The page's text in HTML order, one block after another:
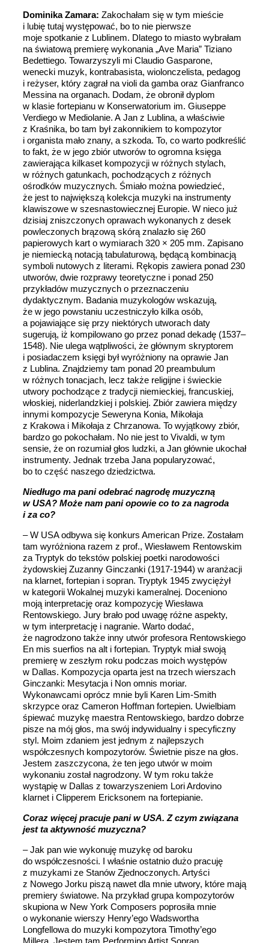
Dominika Zamara: Zakochałam się w tym mieście
i lubię tutaj występować, bo to nie pierwsze
moje spotkanie z Lublinem. Dlatego to miasto wybrałam
na światową premierę wykonania „Ave Maria” Tiziano
Bedettiego. Towarzyszyli mi Claudio Gasparone,
wenecki muzyk, kontrabasista, wiolonczelista, pedagog
i reżyser, który zagrał na violi da gamba oraz Gianfranco
Messina na organach. Dodam, że obronił dyplom
w klasie fortepianu w Konserwatorium im. Giuseppe
Verdiego w Mediolanie. A Jan z Lublina, a właściwie
z Kraśnika, bo tam był zakonnikiem to kompozytor
i organista mało znany, a szkoda. To, co warto podkreślić
to fakt, że w jego zbiór utworów to ogromna księga
zawierająca kilkaset kompozycji w różnych stylach,
w różnych gatunkach, pochodzących z różnych
ośrodków muzycznych. Śmiało można powiedzieć,
że jest to największą kolekcja muzyki na instrumenty
klawiszowe w szesnastowiecznej Europie. W nieco już
dzisiaj zniszczonych oprawach wykonanych z desek
powleczonych brązową skórą znalazło się 260
papierowych kart o wymiarach 320 × 205 mm. Zapisano
je niemiecką notacją tabulaturową, będącą kombinacją
symboli nutowych z literami. Rękopis zawiera ponad 230
utworów, dwie rozprawy teoretyczne i ponad 250
przykładów muzycznych o przeznaczeniu
dydaktycznym. Badania muzykologów wskazują,
że w jego powstaniu uczestniczyło kilka osób,
a pojawiające się przy niektórych utworach daty
sugerują, iż kompilowano go przez ponad dekadę (1537‒
1548). Nie ulega wątpliwości, że głównym skryptorem
i posiadaczem księgi był wyróżniony na oprawie Jan
z Lublina. Znajdziemy tam ponad 20 preambulum
w różnych tonacjach, lecz także religijne i świeckie
utwory pochodzące z tradycji niemieckiej, francuskiej,
włoskiej, niderlandzkiej i polskiej. Zbiór zawiera między
innymi kompozycje Seweryna Konia, Mikołaja
z Krakowa i Mikołaja z Chrzanowa. To wyjątkowy zbiór,
bardzo go pokochałam. No nie jest to Vivaldi, w tym
sensie, że on rozumiał głos ludzki, a Jan głównie ukochał
instrumenty. Jednak trzeba Jana popularyzować,
bo to część naszego dziedzictwa.
Niedługo ma pani odebrać nagrodę muzyczną
w USA? Może nam pani opowie co to za nagroda
i za co?
– W USA odbywa się konkurs American Prize. Zostałam
tam wyróżniona razem z prof., Wiesławem Rentowskim
za Tryptyk do tekstów polskiej poetki narodowości
żydowskiej Zuzanny Ginczanki (1917-1944) w aranżacji
na klarnet, fortepian i sopran. Tryptyk 1945 zwyciężył
w kategorii Wokalnej muzyki kameralnej. Doceniono
moją interpretację oraz kompozycję Wiesława
Rentowskiego. Jury brało pod uwagę różne aspekty,
w tym interpretację i nagranie. Warto dodać,
że nagrodzono także inny utwór profesora Rentowskiego
En mis suerfios na alt i fortepian. Tryptyk miał swoją
premierę w zeszłym roku podczas moich występów
w Dallas. Kompozycja oparta jest na trzech wierszach
Ginczanki: Mesytacja i Non omnis moriar.
Wykonawcami oprócz mnie byli Karen Lim-Smith
skrzypce oraz Cameron Hoffman fortepien. Uwielbiam
śpiewać muzykę maestra Rentowskiego, bardzo dobrze
pisze na mój głos, ma swój indywidualny i specyficzny
styl. Moim zdaniem jest jednym z najlepszych
współczesnych kompozytorów. Świetnie pisze na głos.
Jestem zaszczycona, że ten jego utwór w moim
wykonaniu został nagrodzony. W tym roku także
wystąpię w Dallas z towarzyszeniem Lori Ardovino
klarnet i Clipperem Ericksonem na fortepianie.
Coraz więcej pracuje pani w USA. Z czym związana
jest ta aktywność muzyczna?
– Jak pan wie wykonuję muzykę od baroku
do współczesności. I właśnie ostatnio dużo pracuję
z muzykami ze Stanów Zjednoczonych. Artyści
z Nowego Jorku piszą nawet dla mnie utwory, które mają
premiery światowe. Na przykład grupa kompozytorów
skupiona w New York Composers poprosiła mnie
o wykonanie wierszy Henry’ego Wadswortha
Longfellowa do muzyki kompozytora Timothy’ego
Millera. Jestem tam Performing Artist Sopran.